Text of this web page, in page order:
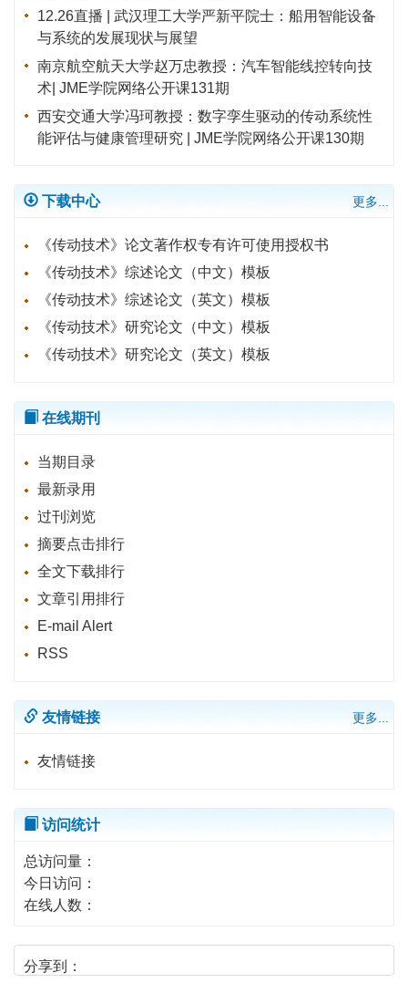
12.26直播 | 武汉理工大学严新平院士：船用智能设备
与系统的发展现状与展望
南京航空航天大学赵万忠教授：汽车智能线控转向技
术| JME学院网络公开课131期
西安交通大学冯珂教授：数字孪生驱动的传动系统性
能评估与健康管理研究 | JME学院网络公开课130期
下载中心 更多...
《传动技术》论文著作权专有许可使用授权书
《传动技术》综述论文（中文）模板
《传动技术》综述论文（英文）模板
《传动技术》研究论文（中文）模板
《传动技术》研究论文（英文）模板
在线期刊
当期目录
最新录用
过刊浏览
摘要点击排行
全文下载排行
文章引用排行
E-mail Alert
RSS
友情链接 更多...
友情链接
访问统计
总访问量：
今日访问：
在线人数：
分享到：